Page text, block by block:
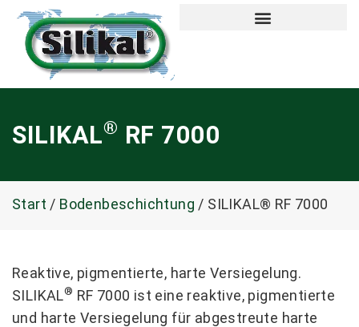
SILIKAL® RF 7000
Start / Bodenbeschichtung / SILIKAL® RF 7000
Reaktive, pigmentierte, harte Versiegelung.
SILIKAL® RF 7000 ist eine reaktive, pigmentierte
und harte Versiegelung für abgestreute harte